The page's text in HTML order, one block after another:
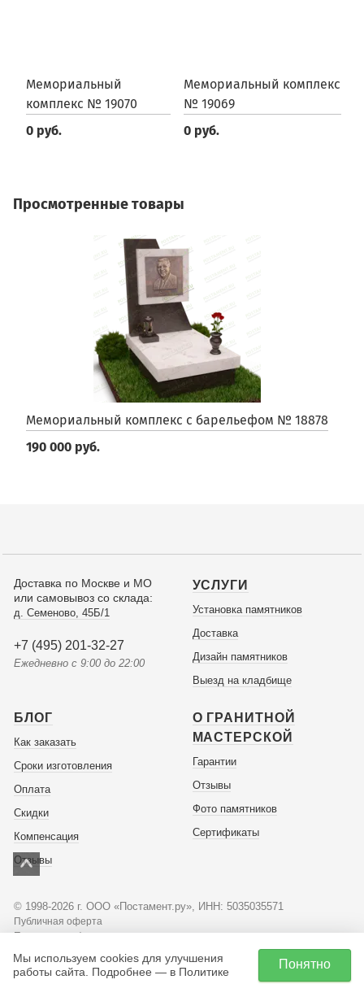
Мемориальный
комплекс № 19070
0 руб.
Мемориальный комплекс
№ 19069
0 руб.
Просмотренные товары
Мемориальный комплекс с барельефом № 18878
190 000 руб.
Доставка по Москве и МО
или самовывоз со склада:
д. Семеново, 45Б/1
+7 (495) 201-32-27
Ежедневно с 9:00 до 22:00
УСЛУГИ
Установка памятников
Доставка
Дизайн памятников
Выезд на кладбище
БЛОГ
Как заказать
Сроки изготовления
Оплата
Скидки
Компенсация
Отзывы
О ГРАНИТНОЙ
МАСТЕРСКОЙ
Гарантии
Отзывы
Фото памятников
Сертификаты
© 1998-2026 г. ООО «Постамент.ру», ИНН: 5035035571
Публичная оферта
Политика конфиденциальности
Советы по оформлению
Мы используем cookies для улучшения
работы сайта. Подробнее — в Политике
Понятно